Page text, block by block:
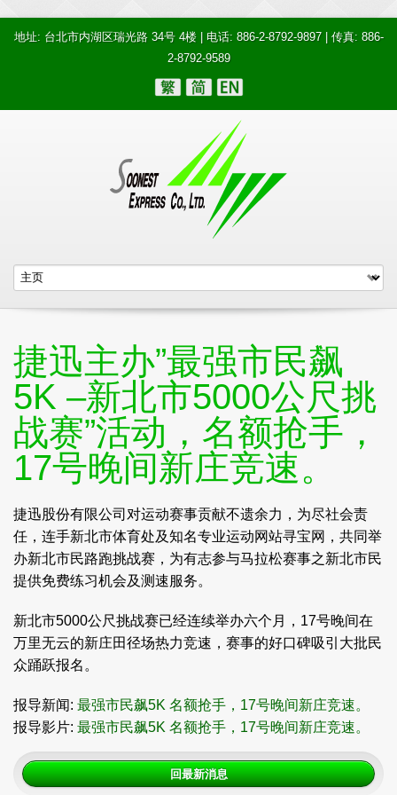
地址: 台北市内湖区瑞光路 34号 4楼 | 电话: 886-2-8792-9897 | 传真: 886-
2-8792-9589
捷迅主办”最强市民飙
5K –新北市5000公尺挑
战赛”活动，名额抢手，
17号晚间新庄竞速。
捷迅股份有限公司对运动赛事贡献不遗余力，为尽社会责
任，连手新北市体育处及知名专业运动网站寻宝网，共同举
办新北市民路跑挑战赛，为有志参与马拉松赛事之新北市民
提供免费练习机会及测速服务。
新北市5000公尺挑战赛已经连续举办六个月，17号晚间在
万里无云的新庄田径场热力竞速，赛事的好口碑吸引大批民
众踊跃报名。
报导新闻: 最强市民飙5K 名额抢手，17号晚间新庄竞速。
报导影片: 最强市民飙5K 名额抢手，17号晚间新庄竞速。
回最新消息